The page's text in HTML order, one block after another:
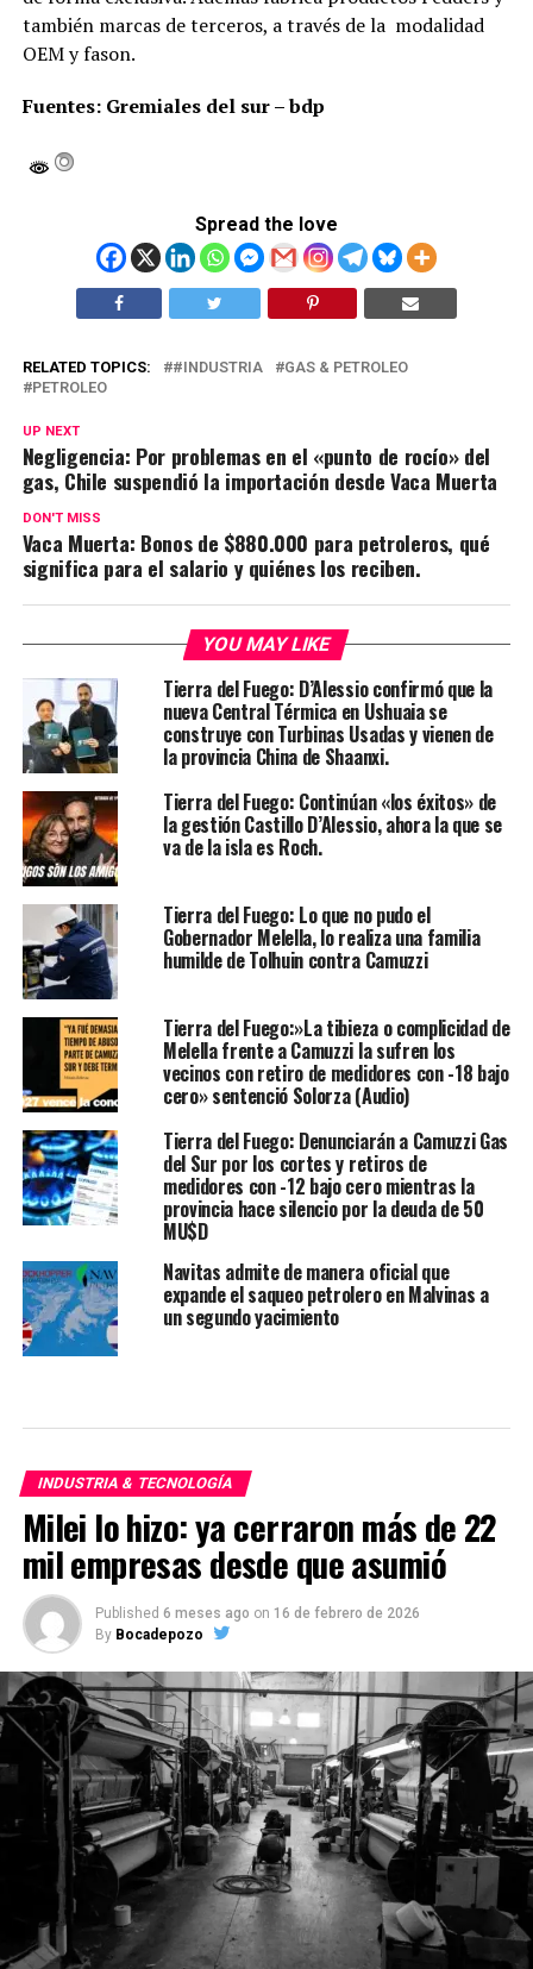
también marcas de terceros, a través de la modalidad
OEM y fason.
Fuentes: Gremiales del sur – bdp
Spread the love
RELATED TOPICS: #INDUSTRIA
GAS & PETROLEO
PETROLEO
UP NEXT
Negligencia: Por problemas en el «punto de rocío» del
gas, Chile suspendió la importación desde Vaca Muerta
DON'T MISS
Vaca Muerta: Bonos de $880.000 para petroleros, qué
significa para el salario y quiénes los reciben.
YOU MAY LIKE
Tierra del Fuego: D’Alessio confirmó que la
nueva Central Térmica en Ushuaia se
construye con Turbinas Usadas y vienen de
la provincia China de Shaanxi.
Tierra del Fuego: Continúan «los éxitos» de
la gestión Castillo D’Alessio, ahora la que se
va de la isla es Roch.
Tierra del Fuego: Lo que no pudo el
Gobernador Melella, lo realiza una familia
humilde de Tolhuin contra Camuzzi
Tierra del Fuego:»La tibieza o complicidad de
Melella frente a Camuzzi la sufren los
vecinos con retiro de medidores con -18 bajo
cero» sentenció Solorza (Audio)
Tierra del Fuego: Denunciarán a Camuzzi Gas
del Sur por los cortes y retiros de
medidores con -12 bajo cero mientras la
provincia hace silencio por la deuda de 50
MU$D
Navitas admite de manera oficial que
expande el saqueo petrolero en Malvinas a
un segundo yacimiento
INDUSTRIA & TECNOLOGÍA
Milei lo hizo: ya cerraron más de 22
mil empresas desde que asumió
Published 6 meses ago on 16 de febrero de 2026
By Bocadepozo